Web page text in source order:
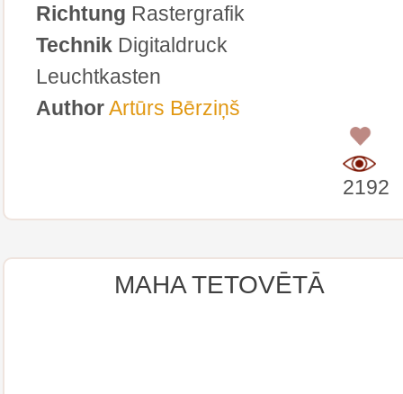
Richtung Rastergrafik
Technik Digitaldruck
Leuchtkasten
AuthorArtūrs Bērziņš
2192
MAHA TETOVĒTĀ